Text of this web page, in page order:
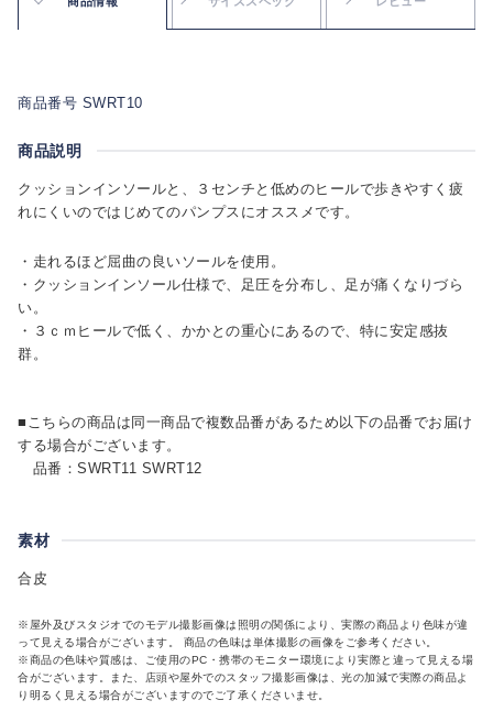
商品番号 SWRT10
商品説明
クッションインソールと、３センチと低めのヒールで歩きやすく疲
れにくいのではじめてのパンプスにオススメです。
・走れるほど屈曲の良いソールを使用。
・クッションインソール仕様で、足圧を分布し、足が痛くなりづら
い。
・３ｃｍヒールで低く、かかとの重心にあるので、特に安定感抜
群。
■こちらの商品は同一商品で複数品番があるため以下の品番でお届け
する場合がございます。
品番：SWRT11 SWRT12
素材
合皮
※屋外及びスタジオでのモデル撮影画像は照明の関係により、実際の商品より色味が違
って見える場合がございます。 商品の色味は単体撮影の画像をご参考ください。
※商品の色味や質感は、ご使用のPC・携帯のモニター環境により実際と違って見える場
合がございます。また、店頭や屋外でのスタッフ撮影画像は、光の加減で実際の商品よ
り明るく見える場合がございますのでご了承くださいませ。